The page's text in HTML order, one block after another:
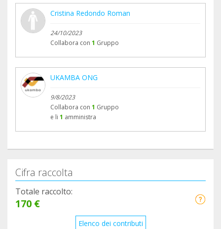
Cristina Redondo Roman
24/10/2023
Collabora con 1 Gruppo
UKAMBA ONG
9/8/2023
Collabora con 1 Gruppo
e li 1 amministra
Cifra raccolta
Totale raccolto:
170 €
Elenco dei contributi